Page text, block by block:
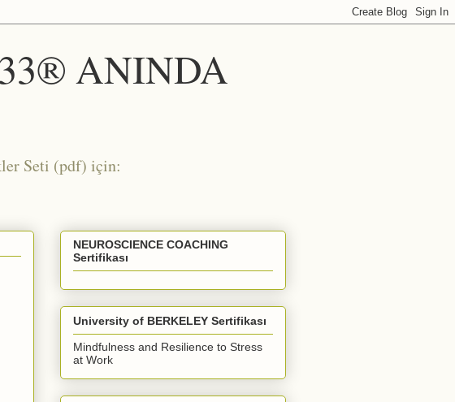
ANINDA
Seti (pdf) için:
NEUROSCIENCE COACHING
Sertifikası
University of BERKELEY Sertifikası
Mindfulness and Resilience to Stress
at Work